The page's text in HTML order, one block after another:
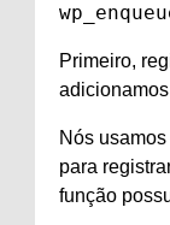
Primeiro,
Nós usamos
para
função